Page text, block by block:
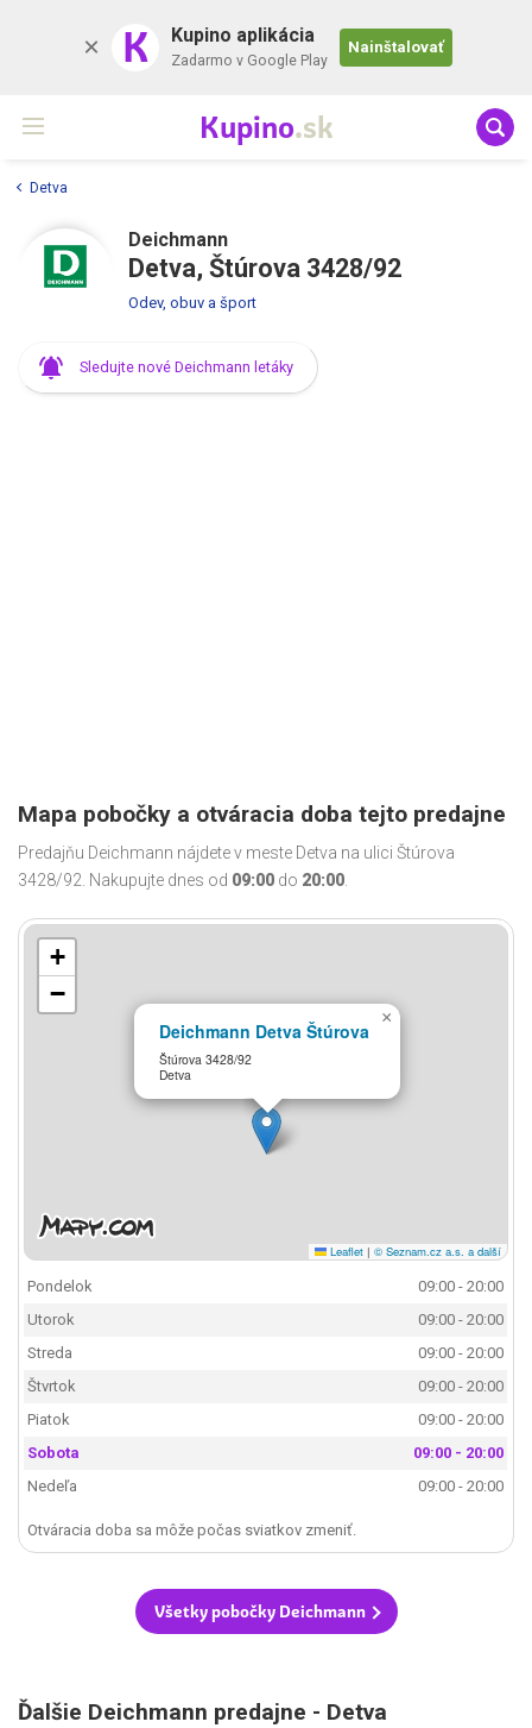
K Kupino aplikácia
Zadarmo v Google Play
Nainštalovať
Kupino.sk
Detva
Deichmann
Detva, Štúrova 3428/92
Odev, obuv a šport
Sledujte nové Deichmann letáky
Mapa pobočky a otváracia doba tejto predajne
Predajňu Deichmann nájdete v meste Detva na ulici Štúrova
3428/92. Nakupujte dnes od 09:00 do 20:00.
Deichmann Detva Štúrova
Štúrova 3428/92
Detva
×
+
−
Leaflet | © Seznam.cz a.s. a další
Pondelok
09:00 - 20:00
Utorok
09:00 - 20:00
Streda
09:00 - 20:00
Štvrtok
09:00 - 20:00
Piatok
09:00 - 20:00
Sobota
09:00 - 20:00
Nedeľa
09:00 - 20:00
Otváracia doba sa môže počas sviatkov zmeniť.
Všetky pobočky Deichmann
Ďalšie Deichmann predajne - Detva